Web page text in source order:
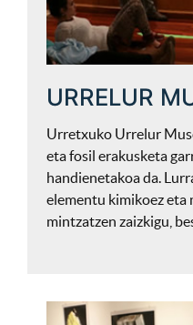
URRELUR
Urretxuko Urrelur
eta fosil erakusketa
handienetakoa da.
elementu kimikoez eta
mintzatzen zaizkigu,